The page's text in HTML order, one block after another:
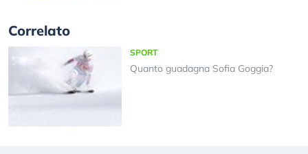
Correlato
SPORT
Quanto guadagna Sofia Goggia?